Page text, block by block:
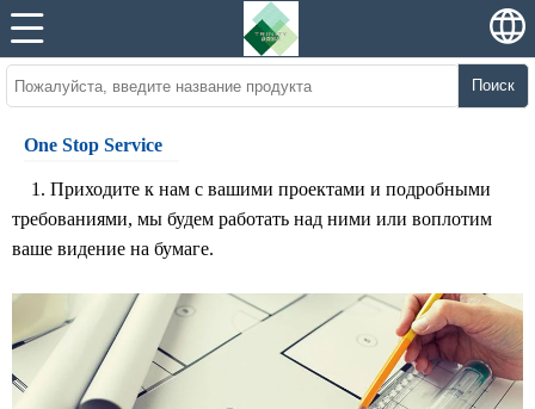
Поиск
One Stop Service
1. Приходите к нам с вашими проектами и подробными
требованиями, мы будем работать над ними или воплотим
ваше видение на бумаге.